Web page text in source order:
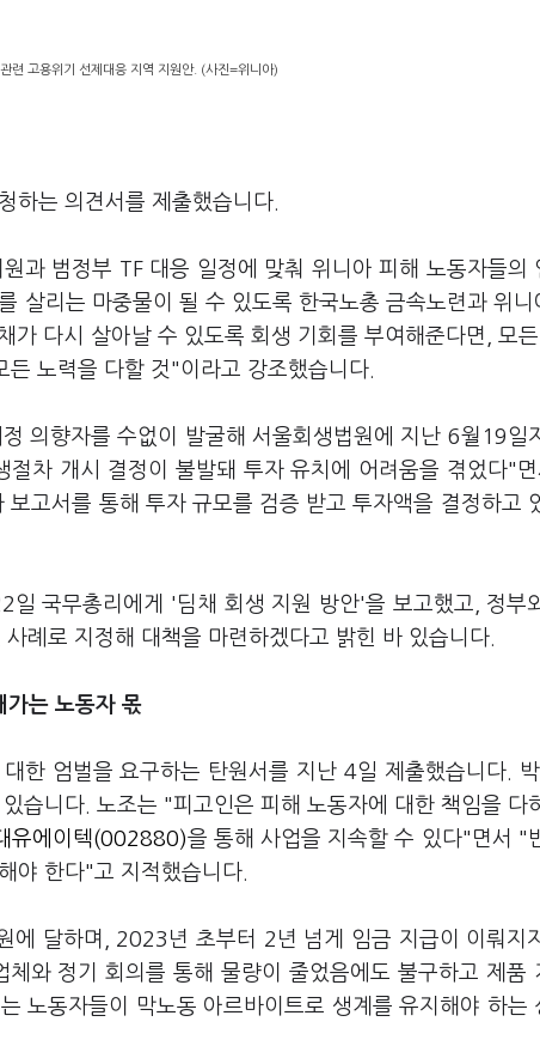
련 고용위기 선제대응 지역 지원안. (사진=위니아)
하는 의견서를 제출했습니다.
과 범정부 TF 대응 일정에 맞춰 위니아 피해 노동자들의
살리는 마중물이 될 수 있도록 한국노총 금속노련과 위니
가 다시 살아날 수 있도록 회생 기회를 부여해준다면, 모
든 노력을 다할 것"이라고 강조했습니다.
의향자를 수없이 발굴해 서울회생법원에 지난 6월19일
차 개시 결정이 불발돼 투자 유치에 어려움을 겪었다"
고서를 통해 투자 규모를 검증 받고 투자액을 결정하고
일 국무총리에게 '딤채 회생 지원 방안'을 보고했고, 정부
례로 지정해 대책을 마련하겠다고 밝힌 바 있습니다.
는 노동자 몫
한 엄벌을 요구하는 탄원서를 지난 4일 제출했습니다.
습니다. 노조는 "피고인은 피해 노동자에 대한 책임을 다
유에이텍(002880)을 통해 사업을 지속할 수 있다"면서 "
야 한다"고 지적했습니다.
에 달하며, 2023년 초부터 2년 넘게 임금 지급이 이뤄지
와 정기 회의를 통해 물량이 줄었음에도 불구하고 제품
노동자들이 막노동 아르바이트로 생계를 유지해야 하는